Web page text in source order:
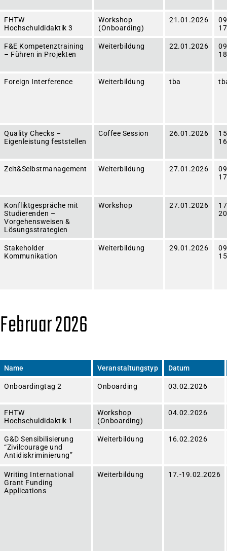
FHTW
Hochschuldidaktik 3
Workshop
(Onboarding)
21.01.2026
F&E Kompetenztraining
– Führen in Projekten
Weiterbildung 22.01.2026
Foreign Interference Weiterbildung tba
Quality Checks –
Eigenleistung feststellen
Coffee Session 26.01.2026
Zeit&Selbstmanagement Weiterbildung 27.01.2026
Konfliktgespräche mit
Studierenden –
Vorgehensweisen &
Lösungsstrategien
Workshop 27.01.2026
Stakeholder
Kommunikation
Weiterbildung 29.01.2026
Februar 2026
Name Veranstaltungstyp Datum
Onboardingtag 2 Onboarding 03.02.2026
FHTW
Hochschuldidaktik 1
Workshop
(Onboarding)
04.02.2026
G&D Sensibilisierung
“Zivilcourage und
Antidiskriminierung”
Weiterbildung 16.02.2026
Writing International
Grant Funding
Applications
Weiterbildung 17.-19.02.2026